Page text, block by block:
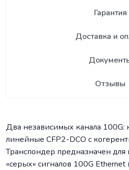
Гарантия
Доставка и
Отзывы
Два независимых канала 100G:
линейные CFP2-DCO с
Транспондер предназначен для
«серых» сигналов 100G Ethernet